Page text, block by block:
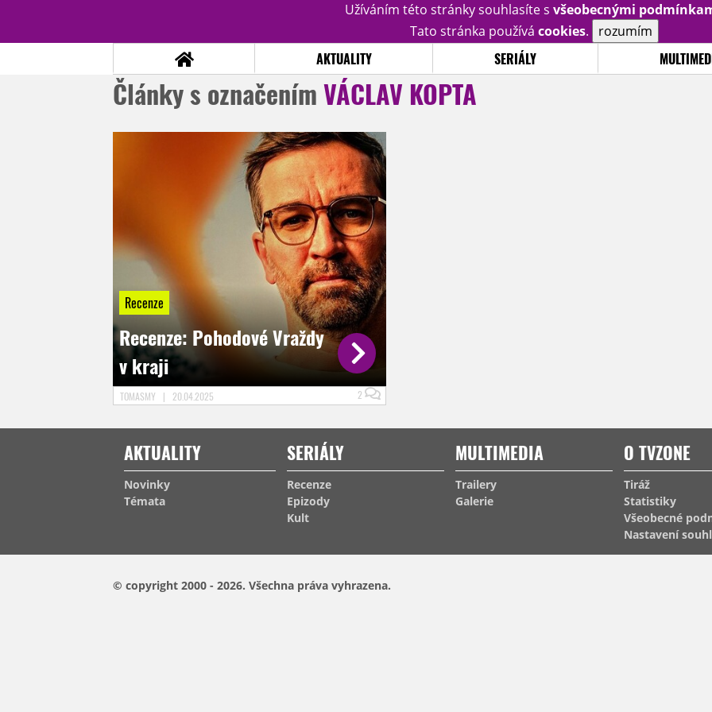
Užíváním této stránky souhlasíte s všeobecnými
Tato stránka používá cookies. rozumím
AKTUALITY SERIÁLY
STATISTIKY
Články s označenímVÁCLAV KOPTA
Recenze
Recenze: Pohodové Vraždy
v kraji
TOMASMY | 20.04.2025 2
AKTUALITY
Novinky
Témata
SERIÁLY
Recenze
Epizody
Kult
MULTIMEDIA
Trailery
Galerie
O TVZONE
Tiráž
Statistiky
Všeobecné
Nastavení
© copyright 2000 - 2026. Všechna práva vyhrazena.